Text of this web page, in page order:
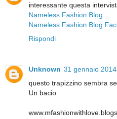
interessante questa
Nameless Fashion Blog
Nameless Fashion Blog
Rispondi
Unknown 31 gennaio
questo trapizzino sembra
Un bacio